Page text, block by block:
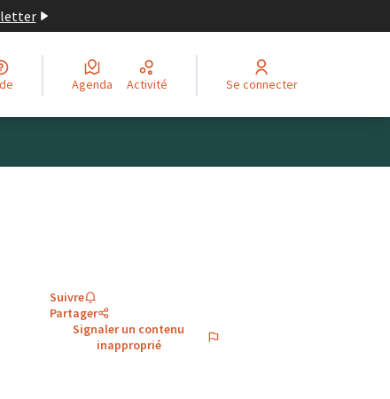
Agenda Activité Se connecter
Suivre
Partager
Signaler un contenu
inapproprié